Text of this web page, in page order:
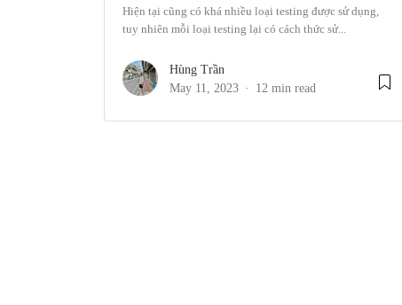
Hiện tại cũng có khá nhiều loại testing được sử dụng,
tuy nhiên mỗi loại testing lại có cách thức sử...
Hùng Trần
May 11, 2023
12 min read